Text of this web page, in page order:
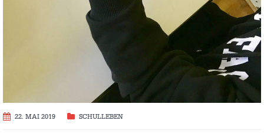
22. MAI 2019 SCHULLEBEN